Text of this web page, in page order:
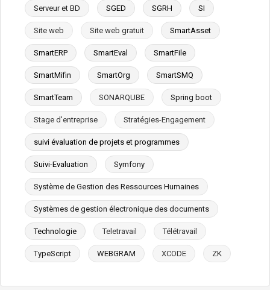
Serveur et BD SGED SGRH SI
Site web Site web gratuit SmartAsset
SmartERP SmartEval SmartFile
SmartMifin SmartOrg SmartSMQ
SmartTeam SONARQUBE Spring boot
Stage d'entreprise Stratégies-Engagement
suivi évaluation de projets et programmes
Suivi-Evaluation Symfony
Système de Gestion des Ressources Humaines
Systèmes de gestion électronique des documents
Technologie Teletravail Télétravail
TypeScript WEBGRAM XCODE ZK